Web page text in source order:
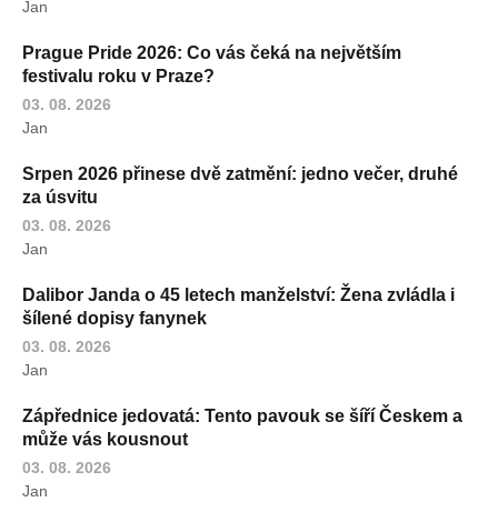
Jan
Prague Pride 2026: Co vás čeká na největším
festivalu roku v Praze?
03. 08. 2026
Jan
Srpen 2026 přinese dvě zatmění: jedno večer, druhé
za úsvitu
03. 08. 2026
Jan
Dalibor Janda o 45 letech manželství: Žena zvládla i
šílené dopisy fanynek
03. 08. 2026
Jan
Zápřednice jedovatá: Tento pavouk se šíří Českem a
může vás kousnout
03. 08. 2026
Jan